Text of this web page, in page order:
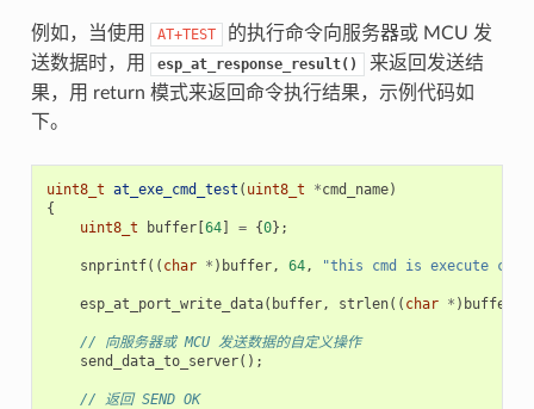
例如，当使用 AT+TEST
的执行命令向服务器或 MCU 发
送数据时，用
esp_at_response_result()
来返回发送结
果，用 return 模式来返回命令执行结果，示例代码如
下。
uint8_t at_exe_cmd_test ( uint8_t *cmd_name)
{
uint8_t
buffer[64] = {0};
snprintf(( char * ) buffer, 64, "this cmd is execute cmd:
esp_at_port_write_data( buffer, strlen(( char * ) buffer
// 向服务器或 MCU 发送数据的自定义操作
send_data_to_server();
// 返回 SEND OK